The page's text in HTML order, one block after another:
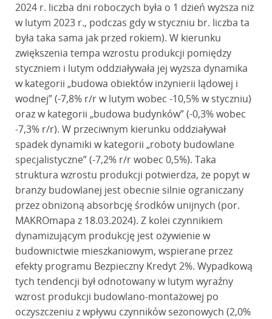
2024 r. liczba dni roboczych była o 1 dzień wyższa niż
w lutym 2023 r., podczas gdy w styczniu br. liczba ta
była taka sama jak przed rokiem). W kierunku
zwiększenia tempa wzrostu produkcji pomiędzy
styczniem i lutym oddziaływała jej wyższa dynamika
w kategorii „budowa obiektów inżynierii lądowej i
wodnej” (-7,8% r/r w lutym wobec -10,5% w styczniu)
oraz w kategorii „budowa budynków” (-0,3% wobec
-7,3% r/r). W przeciwnym kierunku oddziaływał
spadek dynamiki w kategorii „roboty budowlane
specjalistyczne” (-7,2% r/r wobec 0,5%). Taka
struktura wzrostu produkcji potwierdza, że popyt w
branży budowlanej jest obecnie silnie ograniczany
przez obniżoną absorbcję środków unijnych (por.
MAKROmapa z 18.03.2024). Z kolei czynnikiem
dynamizującym produkcję jest ożywienie w
budownictwie mieszkaniowym, wspierane przez
efekty programu Bezpieczny Kredyt 2%. Wypadkową
tych tendencji był odnotowany w lutym wyraźny
wzrost produkcji budowlano-montażowej po
oczyszczeniu z wpływu czynników sezonowych (2,0%